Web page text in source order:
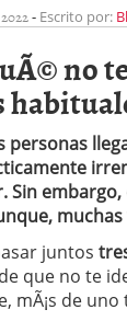
cómo
cambiando
gestión
del
ahorro
en
España
05/08/2026
Seguros de
descubren
ReseÃ±a de
Operar 29/06/
- Escrito por:
no
personas
Sin
juntos
que no te
mÃ¡s de